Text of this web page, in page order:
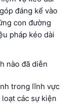
đáng kể vào
con đường
pháp kéo dài
nào đã diễn
trong lĩnh vực
các sự kiện